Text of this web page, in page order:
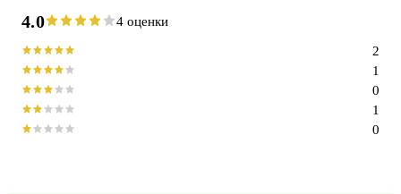
4.0 4 оценки
0
1
0
1
2